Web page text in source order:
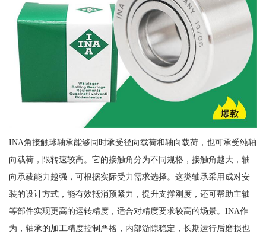
INA角接触球轴承能够同时承受径向载荷和轴向载荷，也可承受纯轴
向载荷，限转速较高。它的接触角分为不同规格，接触角越大，轴
向承载能力越强，可根据实际受力需求选择。这类轴承采用成对安
装的设计方式，能有效抵消预紧力，提升支撑刚度，还可帮助主轴
等部件实现更高的运转精度，适合对精度要求较高的场景。INA作
为，轴承的加工精度控制严格，内部游隙稳定，长期运行后磨损也